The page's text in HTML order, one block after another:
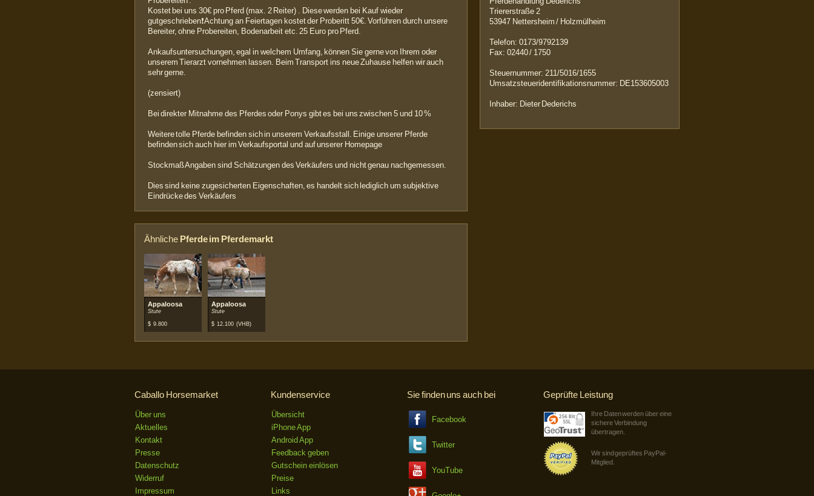
Kostet bei uns 30€ pro Pferd (max. 2 Reiter) . Diese werden bei Kauf wieder
gutgeschrieben❗ Achtung an Feiertagen kostet der Proberitt 50€. Vorführen durch unsere
Bereiter, ohne Probereiten, Bodenarbeit etc. 25 Euro pro Pferd.
Ankaufsuntersuchungen, egal in welchem Umfang, können Sie gerne von Ihrem oder
unserem Tierarzt vornehmen lassen. Beim Transport ins neue Zuhause helfen wir auch
sehr gerne.
(zensiert)
Bei direkter Mitnahme des Pferdes oder Ponys gibt es bei uns zwischen 5 und 10 %
Weitere tolle Pferde befinden sich in unserem Verkaufsstall. Einige unserer Pferde
befinden sich auch hier im Verkaufsportal und auf unserer Homepage
Stockmaß Angaben sind Schätzungen des Verkäufers und nicht genau nachgemessen.
Dies sind keine zugesicherten Eigenschaften, es handelt sich lediglich um subjektive
Eindrücke des Verkäufers
Ähnliche Pferde im Pferdemarkt
Appaloosa
Stute
$ 9.800
Appaloosa
Stute
$ 12.100 (VHB)
Triererstraße 2
53947 Nettersheim / Holzmülheim
Telefon: 0173/9792139
Fax: 02440 / 1750
Steuernummer: 211/5016/1655
Umsatzsteueridentifikationsnummer: DE153605003
Inhaber: Dieter Dederichs
Caballo Horsemarket
Über uns
Aktuelles
Kontakt
Presse
Datenschutz
Widerruf
Impressum
Kundenservice
Übersicht
iPhone App
Android App
Feedback geben
Gutschein einlösen
Preise
Links
Sie finden uns auch bei
Facebook
Twitter
YouTube
Geprüfte Leistung
Ihre Daten werden über eine
sichere Verbindung
übertragen.
Wir sind geprüftes PayPal-
Mitglied.